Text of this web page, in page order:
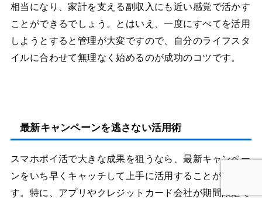
相当になり、家計を支える副収入にも近い感覚で活かす
ことができるでしょう。とはいえ、一度にすべてを活用
しようとすると管理が大変ですので、自分のライフスタ
イルに合わせて無理なく始めるのが成功のコツです。
最新キャンペーンを逃さない活用術
スマホポイ活で大きな成果を狙うなら、最新キャンペー
ンをいち早くキャッチして上手に活用することが重要で
す。特に、アプリやクレジットカード会社が期間限定で